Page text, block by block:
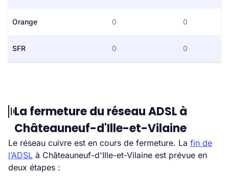
Orange 0 0
SFR 0 0
La fermeture du réseau ADSL à
Châteauneuf-d'Ille-et-Vilaine
Le réseau cuivre est en cours de fermeture. La fin de
l’ADSL à Châteauneuf-d'Ille-et-Vilaine est prévue en
deux étapes :